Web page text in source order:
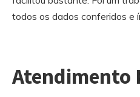
todos os dados conferidos e
Atendimento